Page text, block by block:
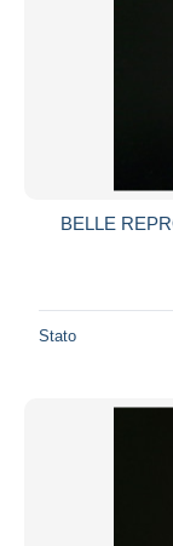
BELLE
Stato